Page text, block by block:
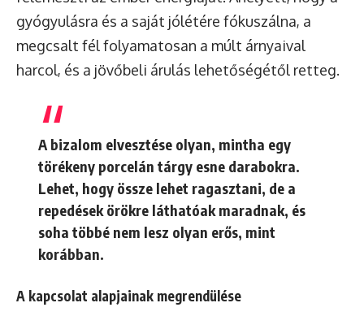
gyógyulásra és a saját jólétére fókuszálna, a
megcsalt fél folyamatosan a múlt árnyaival
harcol, és a jövőbeli árulás lehetőségétől retteg.
A bizalom elvesztése olyan, mintha egy
törékeny porcelán tárgy esne darabokra.
Lehet, hogy össze lehet ragasztani, de a
repedések örökre láthatóak maradnak, és
soha többé nem lesz olyan erős, mint
korábban.
A kapcsolat alapjainak megrendülése